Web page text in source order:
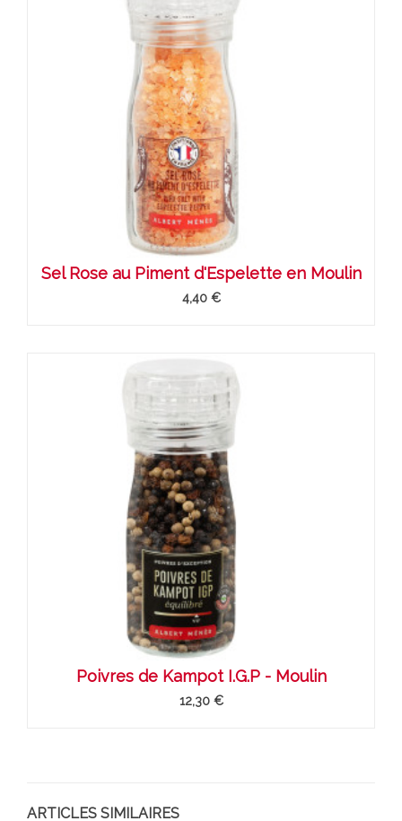
Sel Rose au Piment d'Espelette en Moulin
4,40 €
Poivres de Kampot I.G.P - Moulin
12,30 €
ARTICLES SIMILAIRES